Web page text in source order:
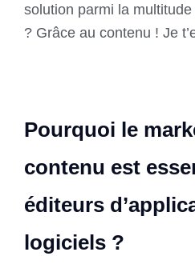
solution parmi la
? Grâce au contenu ! Je
Pourquoi le
contenu est
éditeurs
logiciels ?